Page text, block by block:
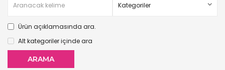
Ürün açıklamasında ara.
Alt kategoriler içinde ara